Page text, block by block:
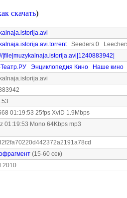
скачать)
Seeders:0
|file|muzykalnaja.istorija.avi|1240883942|
Энциклопедия Кино
Наше кино
01:19:53 25fps XviD 1.9Mbps
01:19:53 Mono 64Kbps mp3
(15-60 сек)
2010